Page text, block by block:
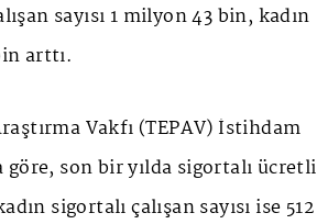
sayısı 1 milyon 43 bin, kadın
arttı.
Vakfı (TEPAV) İstihdam
göre, son bir yılda sigortalı ücretli
sigortalı çalışan sayısı ise 512